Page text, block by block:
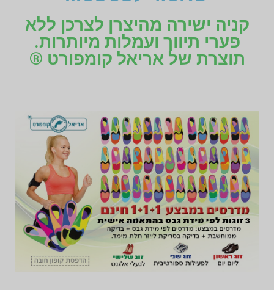
קניה ישירה מהיצרן לצרכן ללא
פערי תיווך ועמלות מיותרות.
תוצרת של אריאל קומפורט ®